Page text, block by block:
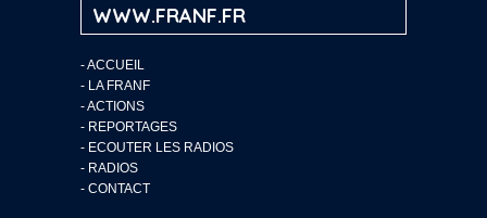
WWW.FRANF.FR
-ACCUEIL
- LA FRANF
-ACTIONS
- REPORTAGES
- ECOUTER LES RADIOS
- RADIOS
- CONTACT